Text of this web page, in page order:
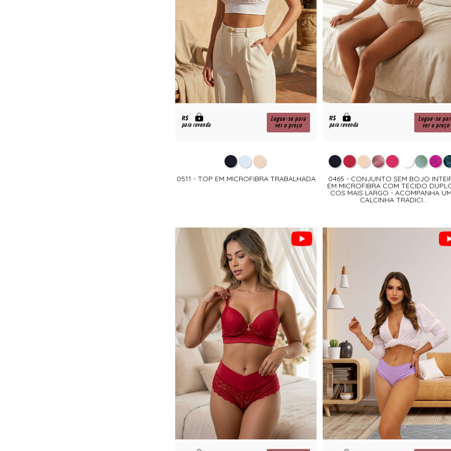
R$
para revenda
Logue-se para
ver o preço
0511 - TOP EM MICROFIBRA TRABALHADA
R$
para revenda
Logue-se
ver o preço
0465 - CONJUNTO SEM BOJO
EM MICROFIBRA COM TECIDO
COS MAIS LARGO - ACOMPANHA
CALCINHA TRADICI...